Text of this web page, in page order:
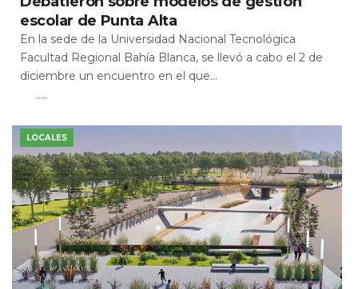
escolar de Punta Alta
En la sede de la Universidad Nacional Tecnológica
Facultad Regional Bahía Blanca, se llevó a cabo el 2 de
diciembre un encuentro en el que...
Leer Más
LOCALES